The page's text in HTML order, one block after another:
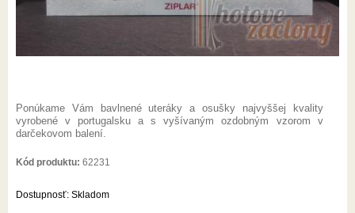
Ponúkame Vám bavlnené uteráky a osušky najvyššej kvality
vyrobené v portugalsku a s vyšívaným ozdobným vzorom v
darčekovom balení.
Kód produktu: 62231
Dostupnosť: Skladom